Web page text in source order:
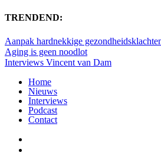
TRENDEND:
Aanpak hardnekkige
Aging is geen noodlot
Interviews Vincent van Dam
Home
Nieuws
Interviews
Podcast
Contact